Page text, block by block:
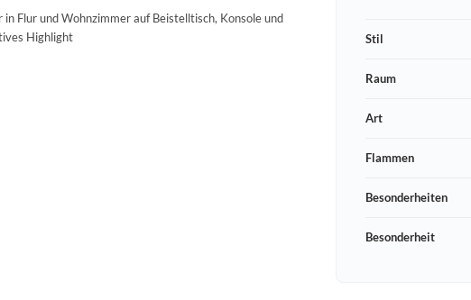
Flur und Wohnzimmer auf Beistelltisch, Konsole und
Highlight
Stil
Raum
Art
Flammen
Besonderheiten
Besonderheit